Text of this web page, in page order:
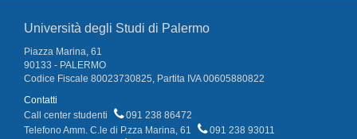
Università degli Studi di Palermo
Piazza Marina, 61
90133 - PALERMO
Codice Fiscale 80023730825, Partita IVA 00605880822
Contatti
Call center studenti
091 238 86472
Telefono Amm. C.le di P.zza Marina, 61
091 238 93011